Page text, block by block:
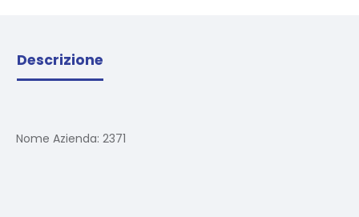
Descrizione
Nome Azienda: 2371